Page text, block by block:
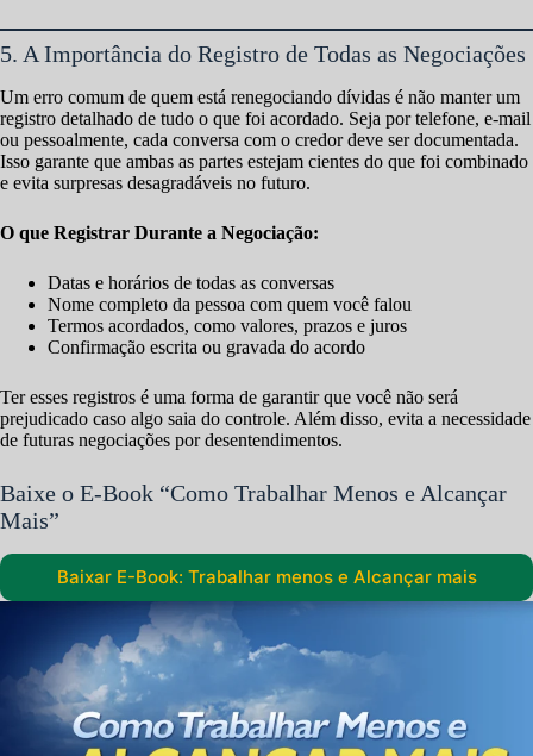
5. A Importância do Registro de Todas as Negociações
Um erro comum de quem está renegociando dívidas é não manter um
registro detalhado de tudo o que foi acordado. Seja por telefone, e-mail
ou pessoalmente, cada conversa com o credor deve ser documentada.
Isso garante que ambas as partes estejam cientes do que foi combinado
e evita surpresas desagradáveis no futuro.
O que Registrar Durante a Negociação:
Datas e horários de todas as conversas
Nome completo da pessoa com quem você falou
Termos acordados, como valores, prazos e juros
Confirmação escrita ou gravada do acordo
Ter esses registros é uma forma de garantir que você não será
prejudicado caso algo saia do controle. Além disso, evita a necessidade
de futuras negociações por desentendimentos.
Baixe o E-Book “Como Trabalhar Menos e Alcançar
Mais”
Baixar E-Book: Trabalhar menos e Alcançar mais